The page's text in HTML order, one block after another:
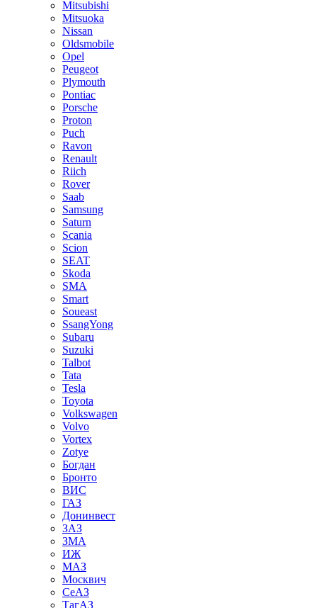
Mitsubishi
Mitsuoka
Nissan
Oldsmobile
Opel
Peugeot
Plymouth
Pontiac
Porsche
Proton
Puch
Ravon
Renault
Riich
Rover
Saab
Samsung
Saturn
Scania
Scion
SEAT
Skoda
SMA
Smart
Soueast
SsangYong
Subaru
Suzuki
Talbot
Tata
Tesla
Toyota
Volkswagen
Volvo
Vortex
Zotye
Богдан
Бронто
ВИС
ГАЗ
Донинвест
ЗАЗ
ЗМА
ИЖ
МАЗ
Москвич
СеАЗ
ТагАЗ